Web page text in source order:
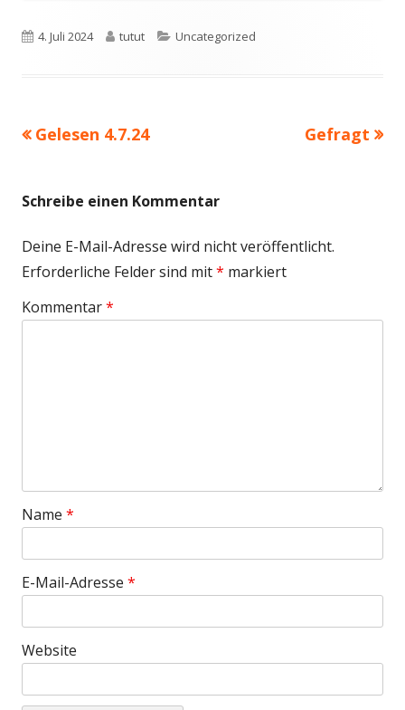
Veröffentlicht
4. Juli 2024 Autor
tutut Kategorien
Uncategorized
Beitragsnavigation
Vorheriger
Gelesen 4.7.24
Nächster
Gefragt
Schreibe einen Kommentar
Deine E-Mail-Adresse wird nicht veröffentlicht.
Erforderliche Felder sind mit* markiert
Kommentar*
Name *
E-Mail-Adresse *
Website